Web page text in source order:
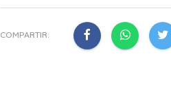
COMPARTIR: